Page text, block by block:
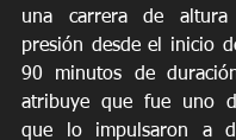
una carrera de
presión desde el inicio
90 minutos de
atribuye que fue uno
que lo impulsaron a